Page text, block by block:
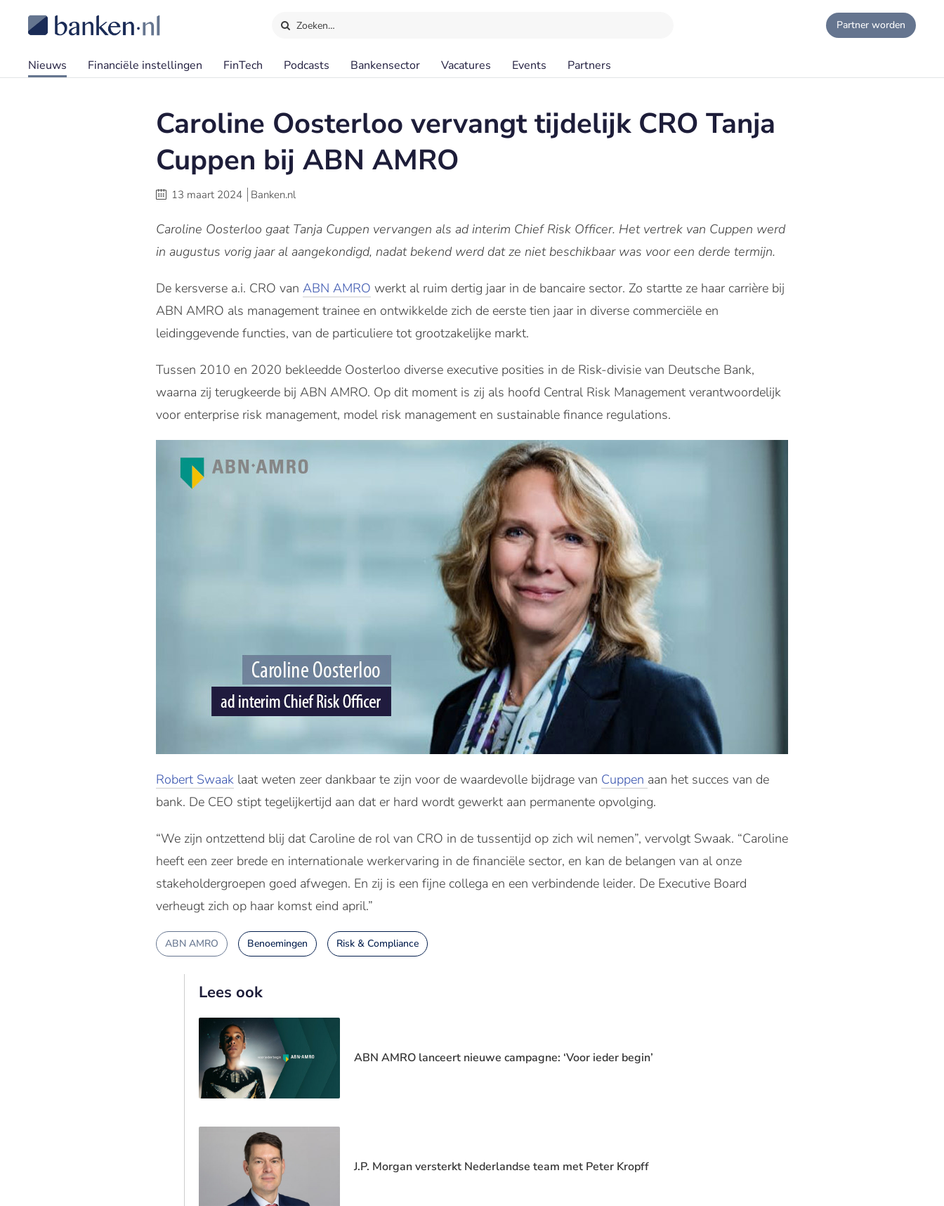
Zoeken… Partner worden
Nieuws Financiële instellingen FinTech Podcasts Bankensector Vacatures Events Partners
Caroline Oosterloo vervangt tijdelijk CRO Tanja
Cuppen bij ABN AMRO
13 maart 2024 Banken.nl
Caroline Oosterloo gaat Tanja Cuppen vervangen als ad interim Chief Risk Officer. Het vertrek van Cuppen werd
in augustus vorig jaar al aangekondigd, nadat bekend werd dat ze niet beschikbaar was voor een derde termijn.
De kersverse a.i. CRO van ABN AMRO werkt al ruim dertig jaar in de bancaire sector. Zo startte ze haar carrière bij
ABN AMRO als management trainee en ontwikkelde zich de eerste tien jaar in diverse commerciële en
leidinggevende functies, van de particuliere tot grootzakelijke markt.
Tussen 2010 en 2020 bekleedde Oosterloo diverse executive posities in de Risk-divisie van Deutsche Bank,
waarna zij terugkeerde bij ABN AMRO. Op dit moment is zij als hoofd Central Risk Management verantwoordelijk
voor enterprise risk management, model risk management en sustainable finance regulations.
Robert Swaak laat weten zeer dankbaar te zijn voor de waardevolle bijdrage van Cuppen aan het succes van de
bank. De CEO stipt tegelijkertijd aan dat er hard wordt gewerkt aan permanente opvolging.
“We zijn ontzettend blij dat Caroline de rol van CRO in de tussentijd op zich wil nemen”, vervolgt Swaak. “Caroline
heeft een zeer brede en internationale werkervaring in de financiële sector, en kan de belangen van al onze
stakeholdergroepen goed afwegen. En zij is een fijne collega en een verbindende leider. De Executive Board
verheugt zich op haar komst eind april.”
ABN AMRO Benoemingen Risk & Compliance
Lees ook
ABN AMRO lanceert nieuwe campagne: ‘Voor ieder begin’
J.P. Morgan versterkt Nederlandse team met Peter Kropff